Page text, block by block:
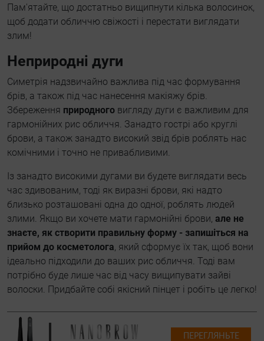
Пам'ятайте, що достатньо вищипнути кілька волосинок,
щоб додати обличчю свіжості і перестати виглядати
злим!
Неприродні дуги
Симетрія надзвичайно важлива під час формування
брів, а також під час нанесення макіяжу брів.
Збереження природного вигляду дуги є важливим для
гармонійних рис обличчя. Занадто гострі або круглі
брови, а також занадто високий звід брів роблять нас
комічними і точно не привабливими.
Із занадто високими дугами ви будете виглядати весь
час здивованим, тоді як виразні брови, які надто
близько розташовані одна до одної, роблять людей
злими. Якщо ви хочете мати гармонійні брови, але не
знаєте, як створити правильну форму - запишіться на
прийом до косметолога, який сформує їх так, щоб вони
ідеально підходили до ваших рис обличчя. Тоді вам
потрібно буде лише час від часу вищипувати зайві
волоски. Придбайте собі якісний пінцет і робіть це легко!
ПЕРЕГЛЯНЬТЕ